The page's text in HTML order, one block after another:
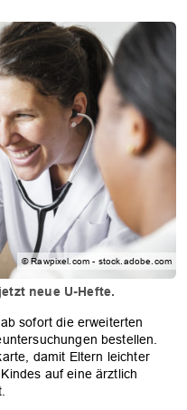
© Rawpixel.com - stock.adobe.com
neue U-Hefte.
sofort die erweiterten
bestellen.
damit Eltern leichter
auf eine ärztlich